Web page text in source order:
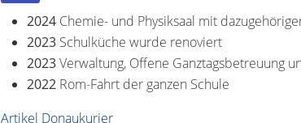
2024 Chemie- und Physiksaal mit
2023 Schulküche wurde renoviert
2023Verwaltung, Offene Ganztagsbetreuung
2022 Rom-Fahrt der ganzen Schule
Artikel Donaukurier